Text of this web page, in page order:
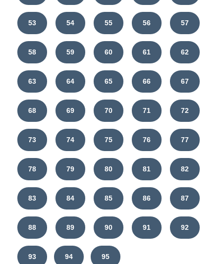
53 54 55 56 57
58 59 60 61 62
63 64 65 66 67
68 69 70 71 72
73 74 75 76 77
78 79 80 81 82
83 84 85 86 87
88 89 90 91 92
93 94 95